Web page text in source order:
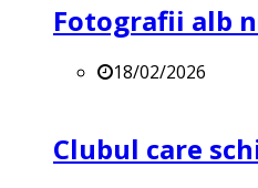
Fotografii alb
18/02/2026
Clubul care